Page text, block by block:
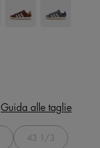
43 1/3
Guida alle taglie